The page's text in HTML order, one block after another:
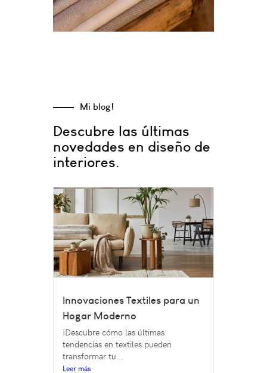
Mi blog!
Descubre las últimas
novedades en diseño de
interiores.
Innovaciones Textiles para un
Hogar Moderno
¡Descubre cómo las últimas
tendencias en textiles pueden
transformar tu...
Leer más